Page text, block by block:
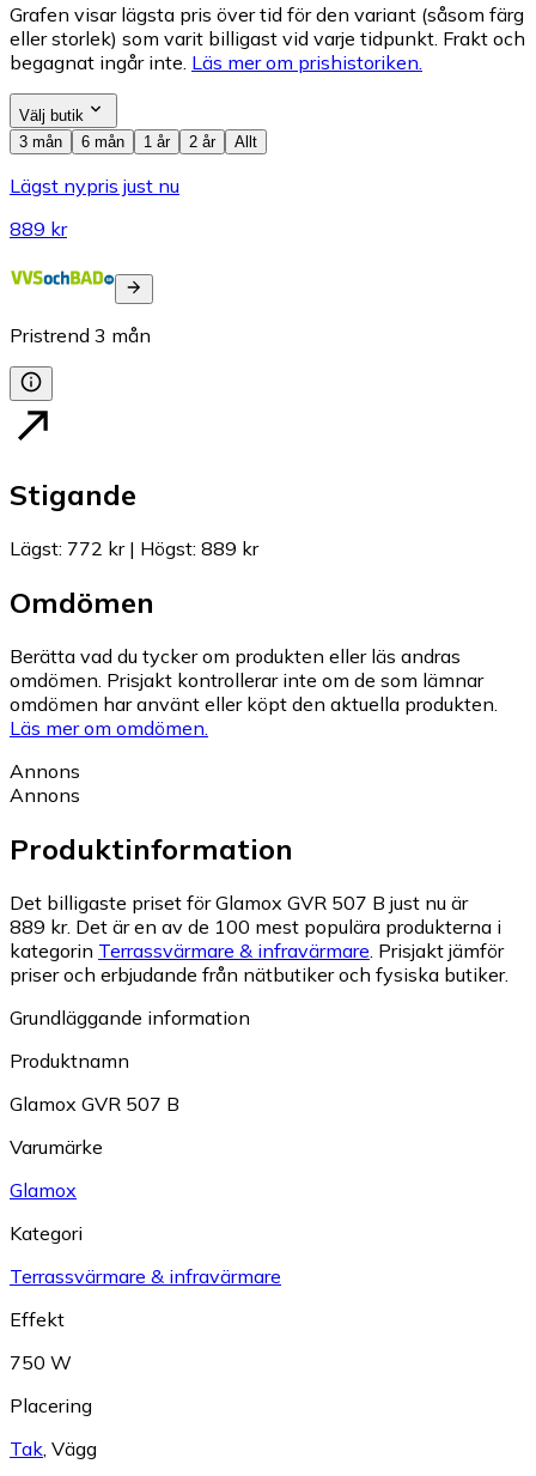
Grafen visar lägsta pris över tid för den variant (såsom färg
eller storlek) som varit billigast vid varje tidpunkt. Frakt och
begagnat ingår inte. Läs mer om prishistoriken.
Välj butik
3 mån
6 mån 1 år 2 år Allt
Lägst nypris just nu
889 kr
Pristrend 3 mån
Stigande
Lägst: 772 kr| Högst: 889 kr
Omdömen
Berätta vad du tycker om produkten eller läs andras
omdömen. Prisjakt kontrollerar inte om de som lämnar
omdömen har använt eller köpt den aktuella produkten.
Läs mer om omdömen.
Annons
Annons
Produktinformation
Det billigaste priset för Glamox GVR 507 B just nu är
889 kr. Det är en av de 100 mest populära produkterna i
kategorin Terrassvärmare & infravärmare Prisjakt jämför
priser och erbjudande från nätbutiker och fysiska butiker.
Grundläggande information
Produktnamn
Glamox GVR 507 B
Varumärke
Glamox
Kategori
Terrassvärmare & infravärmare
Effekt
750 W
Placering
Tak Vägg